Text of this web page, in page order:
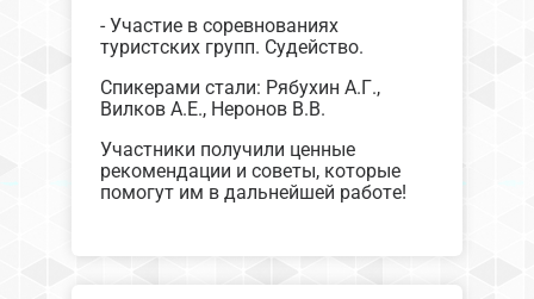
- Участие в соревнованиях
туристских групп. Судейство.
Спикерами стали: Рябухин А.Г.,
Вилков А.Е., Неронов В.В.
Участники получили ценные
рекомендации и советы, которые
помогут им в дальнейшей работе!